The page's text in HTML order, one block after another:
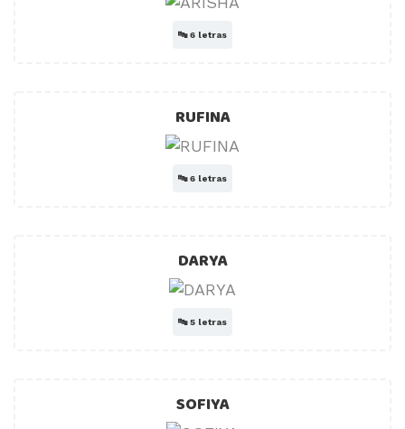
🔤6 letras
RUFINA
🔤6 letras
DARYA
🔤5 letras
SOFIYA